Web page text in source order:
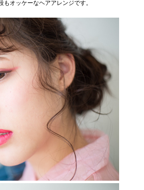
オッケーなヘアアレンジです。